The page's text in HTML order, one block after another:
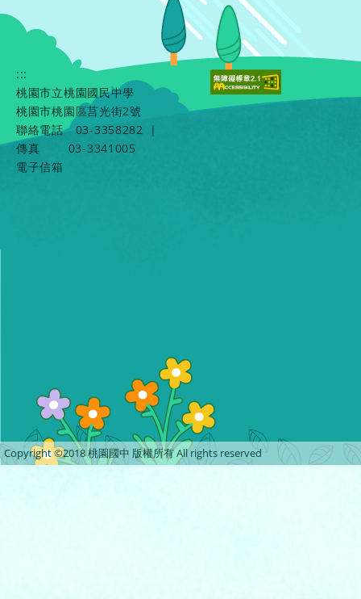
:::
桃園市立桃園國民中學
桃園市桃園區莒光街2號
聯絡電話
03-3358282
|
傳真
03-3341005
電子信箱
Copyright ©2018 桃園國中 版權所有 All rights reserved